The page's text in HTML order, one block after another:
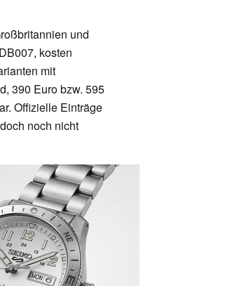
und
kosten
mit
390 Euro bzw. 595
Offizielle Einträge
noch nicht